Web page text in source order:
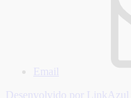
Email
Desenvolvido por